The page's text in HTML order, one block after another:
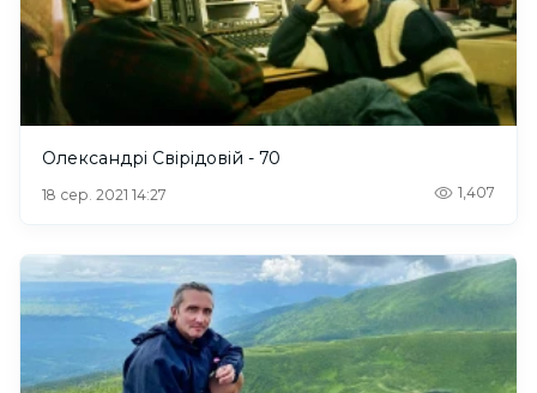
Олександрі Свірідовій - 70
18 сер. 2021 14:27 1,407